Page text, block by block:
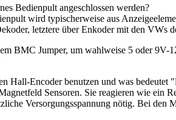
Bedienpult angeschlossen werden?
wird typischerweise aus
letztere über Enkoder mit den VWs
BMC Jumper, um wahlweise 5 oder
Hall-Encoder benutzen und was bedeutet
Sensoren. Sie reagieren wie ein
Versorgungsspannung nötig. Bei den